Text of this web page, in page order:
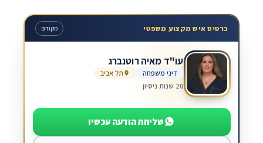
כרטיס איש מקצוע משפטי מקודם
עו"ד מאיה רוטנברג
דיני משפחה
תל אביב
20 שנות ניסיון
שליחת הודעה עכשיו